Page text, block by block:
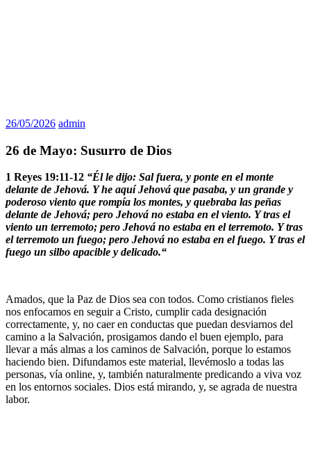
26/05/2026 admin
26 de Mayo: Susurro de Dios
1 Reyes 19:11-12 “Él le dijo: Sal fuera, y ponte en el monte
delante de Jehová. Y he aquí Jehová que pasaba, y un grande y
poderoso viento que rompía los montes, y quebraba las peñas
delante de Jehová; pero Jehová no estaba en el viento. Y tras el
viento un terremoto; pero Jehová no estaba en el terremoto. Y tras
el terremoto un fuego; pero Jehová no estaba en el fuego. Y tras el
fuego un silbo apacible y delicado.“
Amados, que la Paz de Dios sea con todos. Como cristianos fieles
nos enfocamos en seguir a Cristo, cumplir cada designación
correctamente, y, no caer en conductas que puedan desviarnos del
camino a la Salvación, prosigamos dando el buen ejemplo, para
llevar a más almas a los caminos de Salvación, porque lo estamos
haciendo bien. Difundamos este material, llevémoslo a todas las
personas, vía online, y, también naturalmente predicando a viva voz
en los entornos sociales. Dios está mirando, y, se agrada de nuestra
labor.